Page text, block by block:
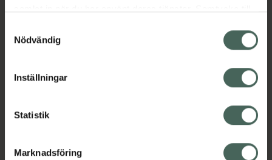
återkalla ditt samtycke via webbplatsens
cookieinställningar. Ett återkallat samtycke påverkar inte
lagligheten av behandling som skett innan återkallelsen.
Nödvändig
Inställningar
Statistik
Marknadsföring